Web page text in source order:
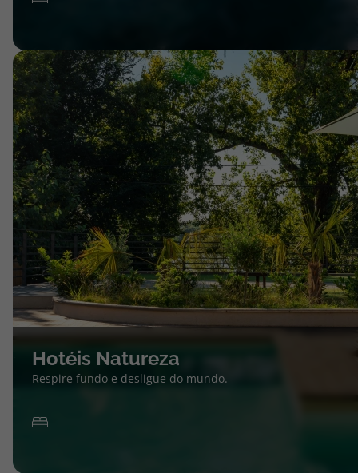
Hotéis Natureza
Respire fundo e desligue do mundo.